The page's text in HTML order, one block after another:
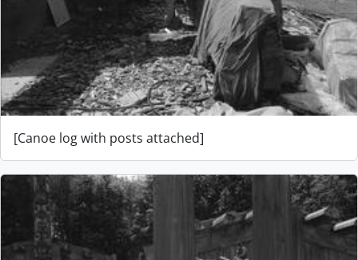
[Canoe log with posts attached]